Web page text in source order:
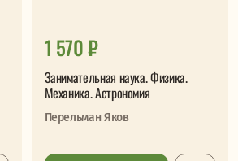
1 570 ₽
Занимательная наука. Физика.
Механика. Астрономия
Перельман Яков